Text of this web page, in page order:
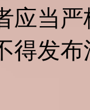
应当
得发